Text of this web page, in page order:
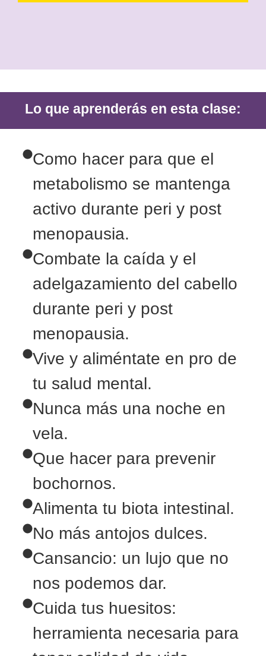
Lo que aprenderás en esta clase:
Como hacer para que el
metabolismo se mantenga
activo durante peri y post
menopausia.
Combate la caída y el
adelgazamiento del cabello
durante peri y post
menopausia.
Vive y aliméntate en pro de
tu salud mental.
Nunca más una noche en
vela.
Que hacer para prevenir
bochornos.
Alimenta tu biota intestinal.
No más antojos dulces.
Cansancio: un lujo que no
nos podemos dar.
Cuida tus huesitos:
herramienta necesaria para